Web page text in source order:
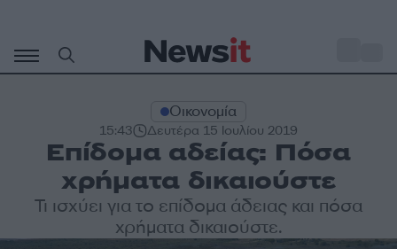
περιεχόμενο
Οικονομία
15:43 Δευτέρα 15 Ιουλίου 2019
Επίδομα αδείας: Πόσα
χρήματα δικαιούστε
Τι ισχύει για το επίδομα άδειας και πόσα
χρήματα δικαιούστε.